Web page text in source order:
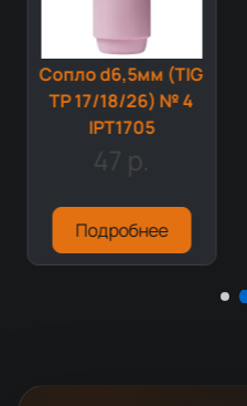
Сопло d6,5мм (TIG
TP 17/18/26) № 4
IPT1705
47 р.
Подробнее